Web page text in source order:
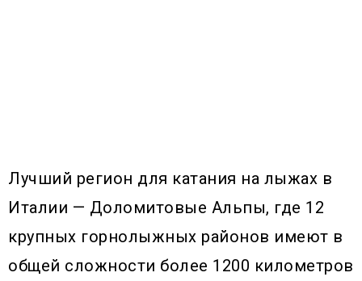
Лучший регион для катания на лыжах в
Италии — Доломитовые Альпы, где 12
крупных горнолыжных районов имеют в
общей сложности более 1200 километров